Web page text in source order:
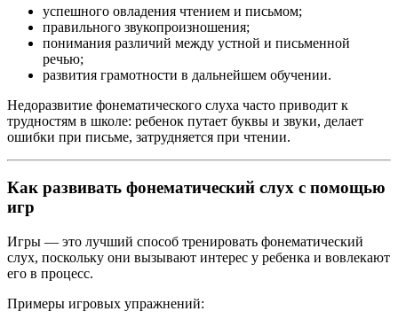
успешного овладения чтением и письмом;
правильного звукопроизношения;
понимания различий между устной и письменной
речью;
развития грамотности в дальнейшем обучении.
Недоразвитие фонематического слуха часто приводит к
трудностям в школе: ребенок путает буквы и звуки, делает
ошибки при письме, затрудняется при чтении.
Как развивать фонематический слух с помощью
игр
Игры — это лучший способ тренировать фонематический
слух, поскольку они вызывают интерес у ребенка и вовлекают
его в процесс.
Примеры игровых упражнений: